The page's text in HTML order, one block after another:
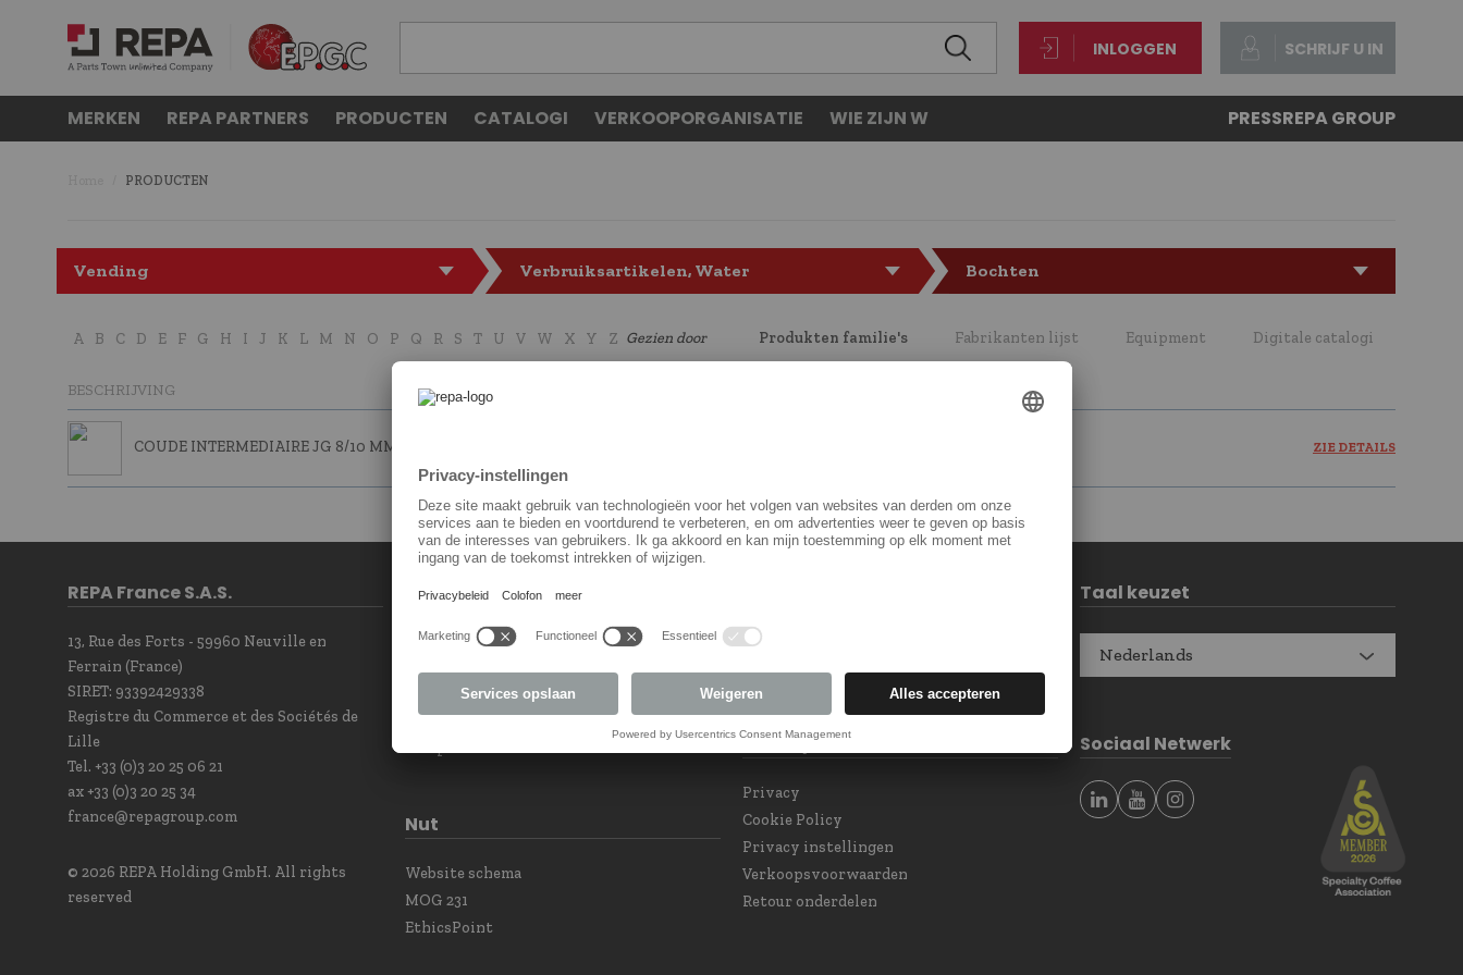
INLOGGEN SCHRIJF U IN
MERKEN REPA PARTNERS PRODUCTEN CATALOGI VERKOOPORGANISATIE WIE ZIJN W PRESSREPA GROUP
PRODUCTEN
Vending Verbruiksartikelen, Water Bochten
A B C D E F G H I J K L M N O P Q R S T U V W X Y Z Gezien door Produkten familie's Fabrikanten lijst Equipment Digitale catalogi
BESCHRIJVING
COUDE INTERMEDIAIRE JG 8/10 MM ZIE DETAILS
REPA France S.A.S.
13, Rue des Forts - 59960 Neuville en
Ferrain (France)
SIRET: 93392429338
Registre du Commerce et des Sociétés de
Lille
Tel. +33 (0)3 20 25 06 21
ax +33 (0)3 20 25 34
france@repagroup.com
© 2026 REPA Holding GmbH. All rights
reserved
Contact
Contact Form
Newsletter Subscription
Our sales team at your service
Nut
Website schema
MOG 231
EthicsPoint
Privacy
Privacy
Cookie Policy
Privacy instellingen
Verkoopsvoorwaarden
Retour onderdelen
Taal keuzet
Nederlands
Sociaal Netwerk